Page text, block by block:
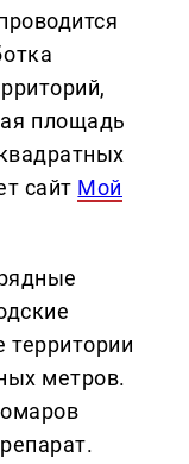
площадь
сайт Мой
территории
метров.